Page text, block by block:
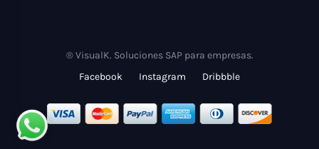
® VisualK. Soluciones SAP para empresas.
Facebook
Instagram Dribbble